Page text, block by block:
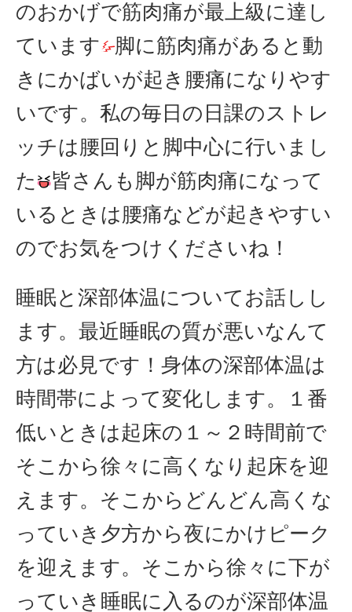
のおかげで筋肉痛が最上級に達し
ています
脚に筋肉痛があると動
きにかばいが起き腰痛になりやす
いです。私の毎日の日課のストレ
ッチは腰回りと脚中心に行いまし
た
皆さんも脚が筋肉痛になって
いるときは腰痛などが起きやすい
のでお気をつけくださいね！
睡眠と深部体温についてお話しし
ます。最近睡眠の質が悪いなんて
方は必見です！身体の深部体温は
時間帯によって変化します。１番
低いときは起床の１～２時間前で
そこから徐々に高くなり起床を迎
えます。そこからどんどん高くな
っていき夕方から夜にかけピーク
を迎えます。そこから徐々に下が
っていき睡眠に入るのが深部体温